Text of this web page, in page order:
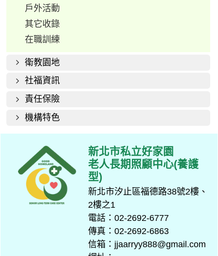
戶外活動
其它收錄
在職訓練
衛教園地
社福資訊
責任保險
機構特色
新北市私立好家園
老人長期照顧中心(養護
型)
新北市汐止區福德路38號2樓、
2樓之1
電話：02-2692-6777
傳真：02-2692-6863
信箱：jjaarryy888@gmail.com